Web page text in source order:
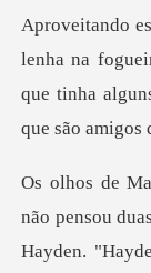
a
que tinha algu
Hayden.